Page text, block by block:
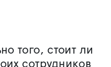
того, стоит ли
сотрудников